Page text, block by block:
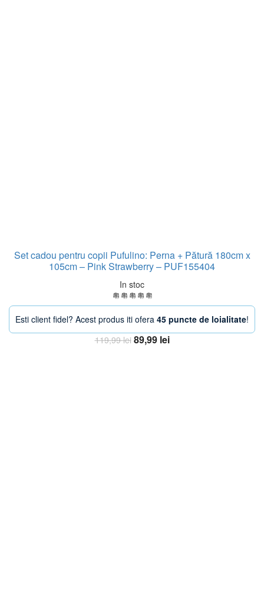
Set cadou pentru copii Pufulino: Perna + Pătură 180cm x
105cm – Pink Strawberry – PUF155404
In stoc
Esti client fidel? Acest produs iti ofera 45 puncte de loialitate!
119,99lei Prețul
89,99 leiPrețul